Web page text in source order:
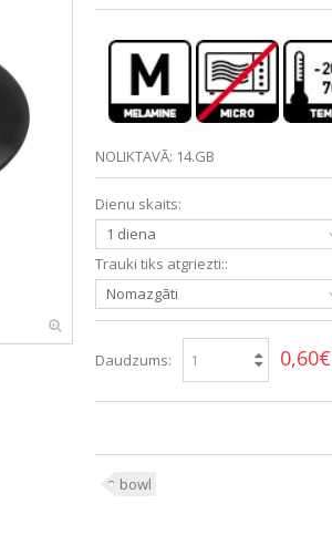
NOLIKTAVĀ: 14.GB
Dienu skaits:
1 diena
Trauki tiks atgriezti::
Nomazgāti
Daudzums: 0,60€
bowl